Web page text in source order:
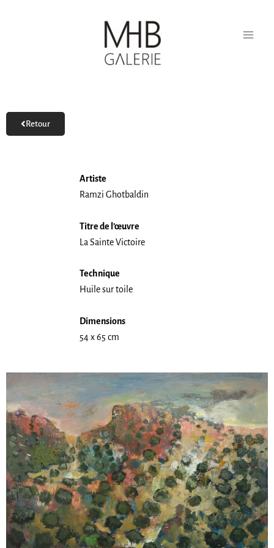
Retour
Artiste
Ramzi Ghotbaldin
Titre de l’œuvre
La Sainte Victoire
Technique
Huile sur toile
Dimensions
54 x 65 cm